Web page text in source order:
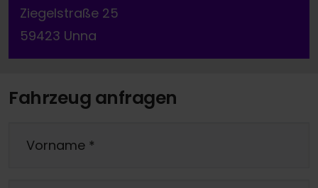
Ziegelstraße 25
59423 Unna
Fahrzeug anfragen
Vorname *